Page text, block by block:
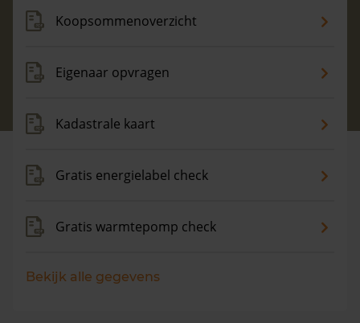
Koopsommenoverzicht
Eigenaar opvragen
Kadastrale kaart
Gratis energielabel check
Gratis warmtepomp check
Bekijk alle gegevens